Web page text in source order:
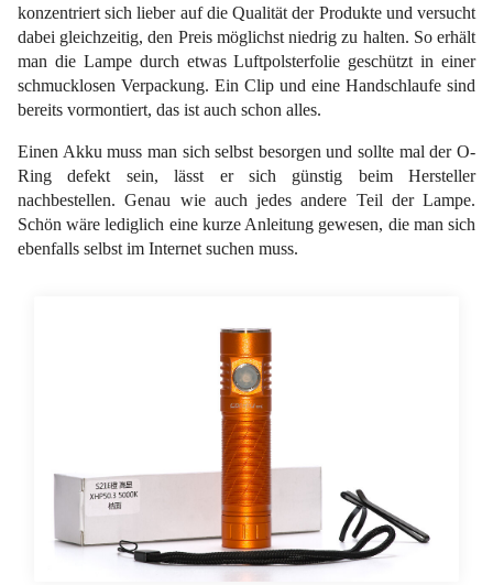
konzentriert sich lieber auf die Qualität der Produkte und versucht
dabei gleichzeitig, den Preis möglichst niedrig zu halten. So erhält
man die Lampe durch etwas Luftpolsterfolie geschützt in einer
schmucklosen Verpackung. Ein Clip und eine Handschlaufe sind
bereits vormontiert, das ist auch schon alles.
Einen Akku muss man sich selbst besorgen und sollte mal der O-
Ring defekt sein, lässt er sich günstig beim Hersteller
nachbestellen. Genau wie auch jedes andere Teil der Lampe.
Schön wäre lediglich eine kurze Anleitung gewesen, die man sich
ebenfalls selbst im Internet suchen muss.